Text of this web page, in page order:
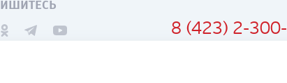
8 (423) 2-